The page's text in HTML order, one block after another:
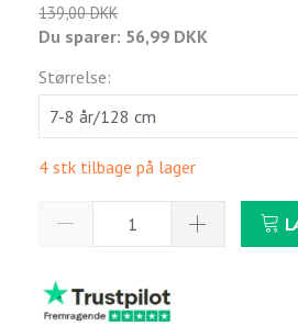
139,00 DKK
Du sparer: 56,99 DKK
Størrelse:
4 stk tilbage på lager